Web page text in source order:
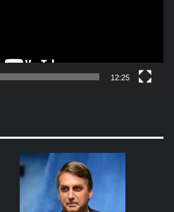
12:25